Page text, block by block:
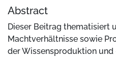
Abstract
Dieser Beitrag thematisiert
Machtverhältnisse sowie
der Wissensproduktion